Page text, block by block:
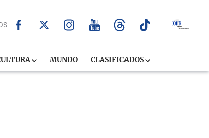
MUNDO CLASIFICADOS